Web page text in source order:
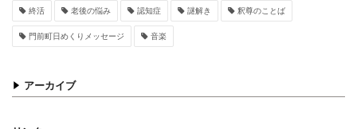
終活 老後の悩み 認知症 謎解き 釈尊のことば
門前町日めくりメッセージ 音楽
アーカイブ